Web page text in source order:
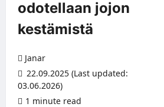
odotellaan jojon
kestämistä
Janar
22.09.2025 (Last updated:
03.06.2026)
1 minute read